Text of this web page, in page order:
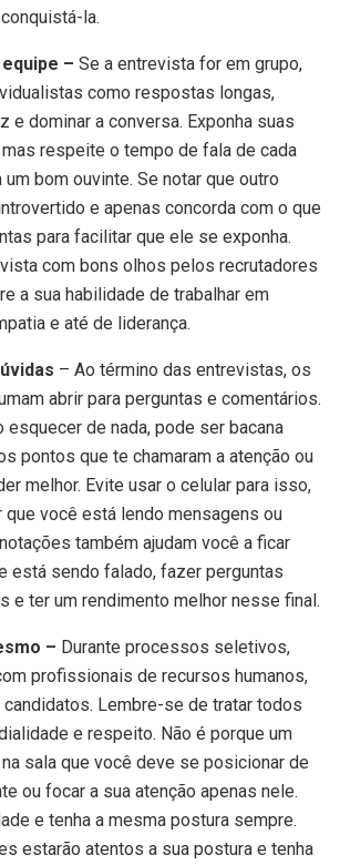
la.
– Se a entrevista for em grupo,
como respostas longas,
e dominar a conversa. Exponha suas
respeite o tempo de fala de cada
bom ouvinte. Se notar que outro
e apenas concorda com o que
para facilitar que ele se exponha.
com bons olhos pelos recrutadores
a sua habilidade de trabalhar em
e até de liderança.
– Ao término das entrevistas, os
abrir para perguntas e comentários.
esquecer de nada, pode ser bacana
pontos que te chamaram a atenção ou
melhor. Evite usar o celular para isso,
você está lendo mensagens ou
também ajudam você a ficar
está sendo falado, fazer perguntas
e ter um rendimento melhor nesse final.
– Durante processos seletivos,
profissionais de recursos humanos,
Lembre-se de tratar todos
e respeito. Não é porque um
sala que você deve se posicionar de
ou focar a sua atenção apenas nele.
e tenha a mesma postura sempre.
estarão atentos a sua postura e tenha